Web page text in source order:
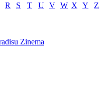
R S T U V W X Y Z